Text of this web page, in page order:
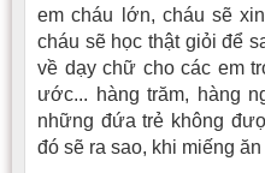
em cháu lớn, cháu sẽ
cháu sẽ học thật giỏi để
về dạy chữ cho các em
ước... hàng trăm, hàng
những đứa trẻ không
đó sẽ ra sao, khi miếng